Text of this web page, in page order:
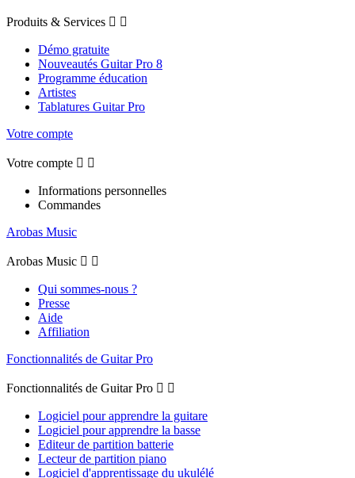
Produits & Services  
Démo gratuite
Nouveautés Guitar Pro 8
Programme éducation
Artistes
Tablatures Guitar Pro
Votre compte
Votre compte  
Informations personnelles
Commandes
Arobas Music
Arobas Music  
Qui sommes-nous ?
Presse
Aide
Affiliation
Fonctionnalités de Guitar Pro
Fonctionnalités de Guitar Pro  
Logiciel pour apprendre la guitare
Logiciel pour apprendre la basse
Editeur de partition batterie
Lecteur de partition piano
Logiciel d'apprentissage du ukulélé